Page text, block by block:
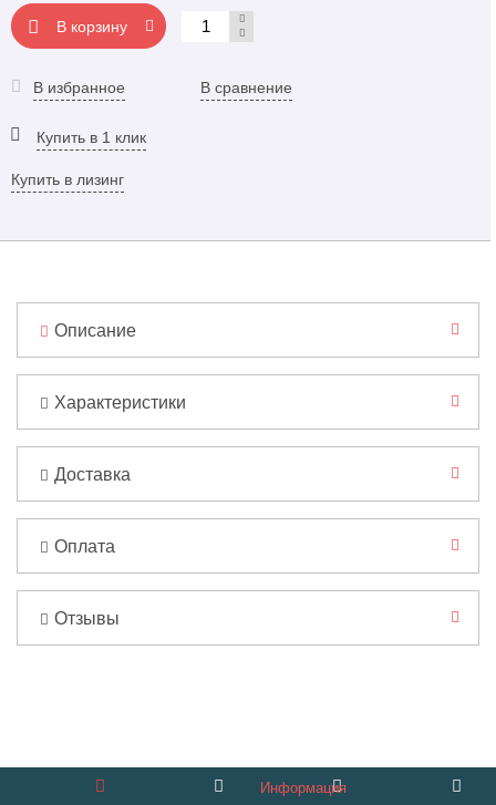
В корзину
В избранное В сравнение
Купить в 1 клик
Купить в лизинг
Описание
Характеристики
Доставка
Оплата
Отзывы
Информация